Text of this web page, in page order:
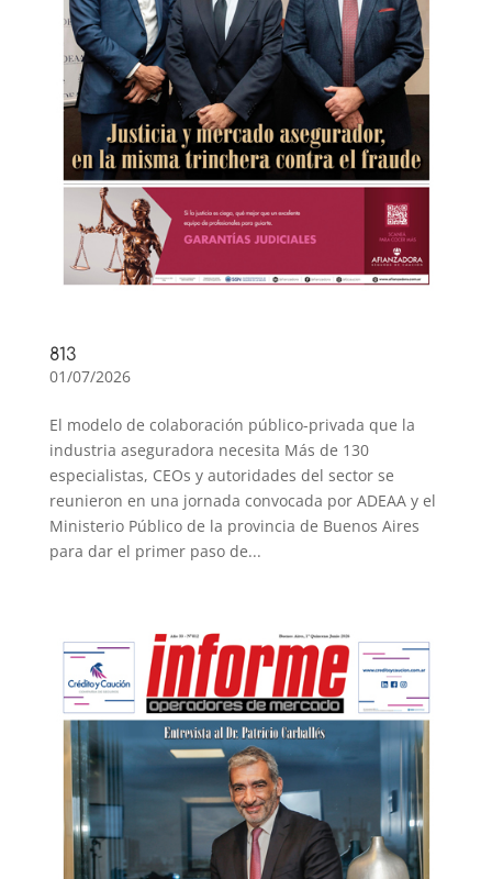
813
01/07/2026
El modelo de colaboración público-privada que la
industria aseguradora necesita Más de 130
especialistas, CEOs y autoridades del sector se
reunieron en una jornada convocada por ADEAA y el
Ministerio Público de la provincia de Buenos Aires
para dar el primer paso de...